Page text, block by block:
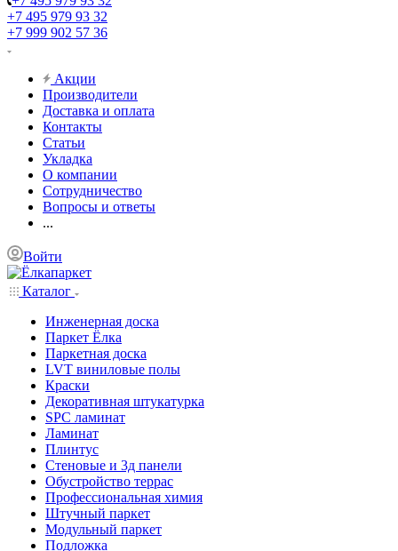
+7 495 979 93 32
+7 999 902 57 36
Акции
Производители
Доставка и оплата
Контакты
Статьи
Укладка
О компании
Сотрудничество
Вопросы и ответы
...
Войти
Каталог
Инженерная доска
Паркет Ёлка
Паркетная доска
LVT виниловые полы
Краски
Декоративная штукатурка
SPC ламинат
Ламинат
Плинтус
Стеновые и 3д панели
Обустройство террас
Профессиональная химия
Штучный паркет
Модульный паркет
Подложка